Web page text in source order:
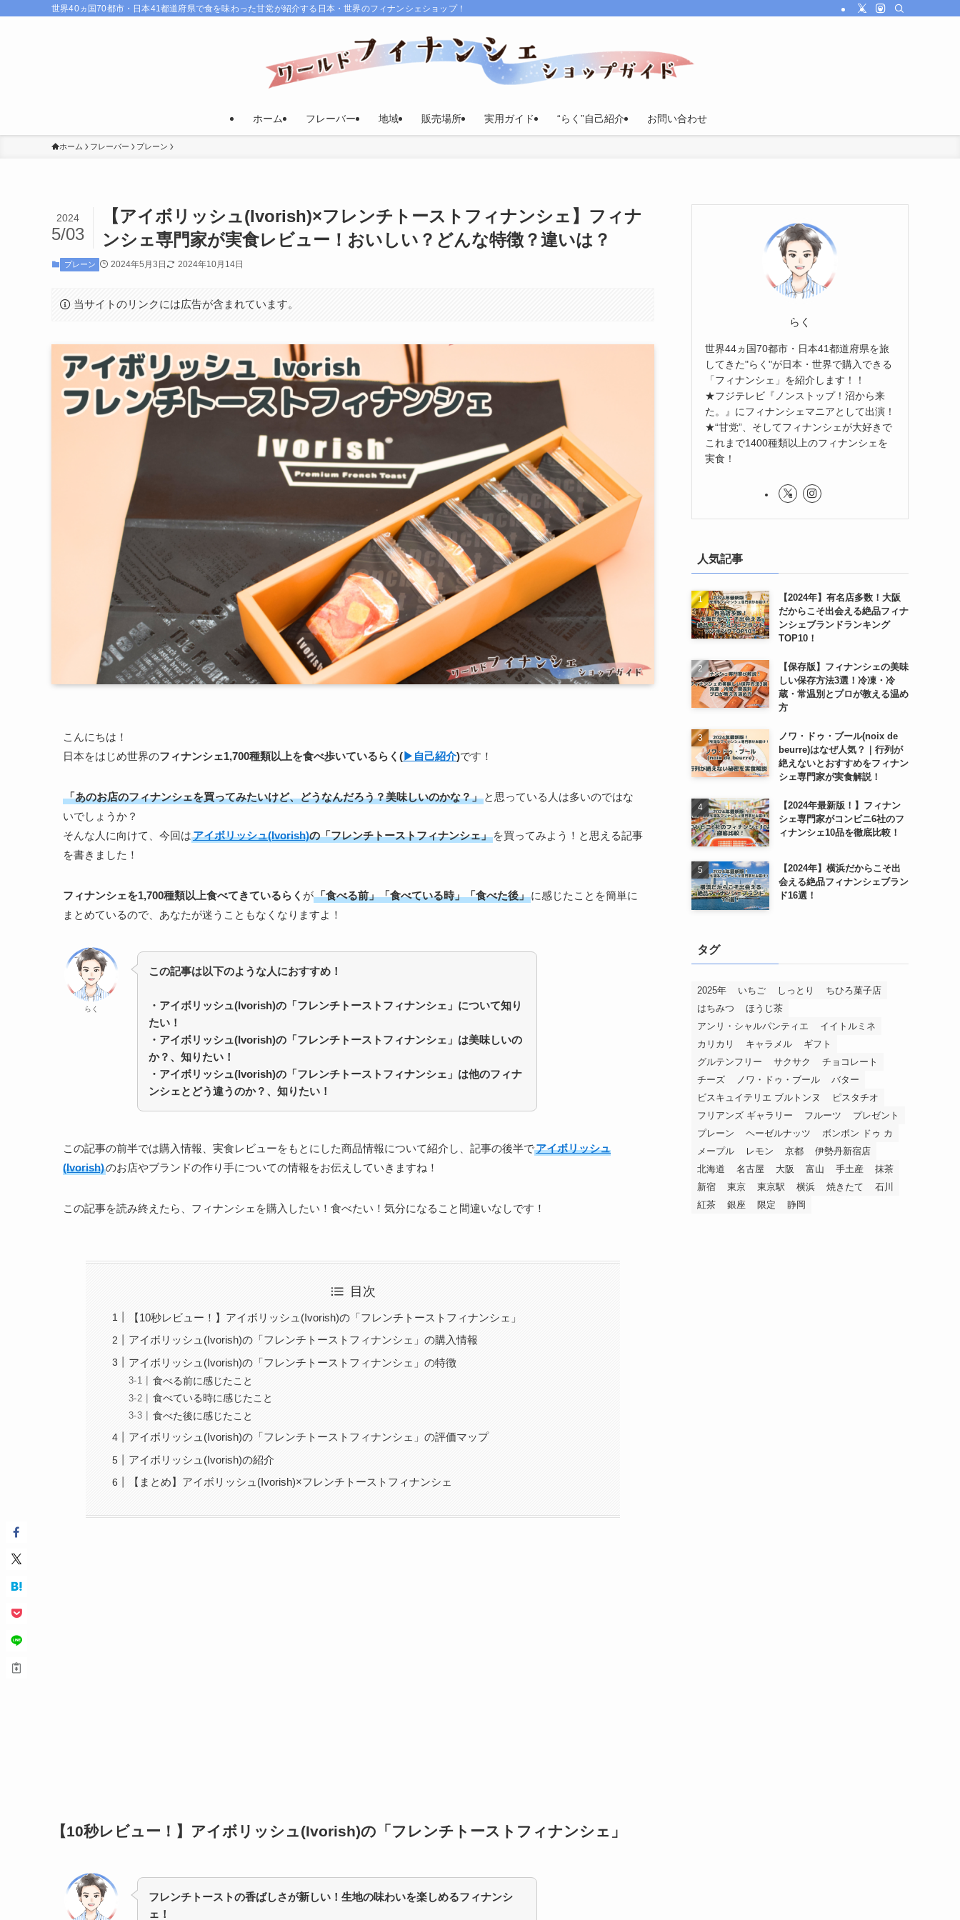
世界40ヵ国70都市・日本41都道府県で食を味わった甘党が紹介する日本・世界のフィナンシェショップ！
ホーム フレーバー 地域 販売場所 実用ガイド “らく”自己紹介 お問い合わせ
ホーム フレーバー プレーン
【アイボリッシュ(Ivorish)×フレンチトーストフィナンシェ】フィナ
ンシェ専門家が実食レビュー！おいしい？どんな特徴？違いは？
2024
5/03
プレーン 2024年5月3日 2024年10月14日
当サイトのリンクには広告が含まれています。
こんにちは！
日本をはじめ世界のフィナンシェ1,700種類以上を食べ歩いているらく (▶︎自己紹介)です！
「あのお店のフィナンシェを買ってみたいけど、どうなんだろう？美味しいのかな？」 と思っている人は多いのではな
いでしょうか？
そんな人に向けて、今回はアイボリッシュ(Ivorish)の「フレンチトーストフィナンシェ」 を買ってみよう！と思える記事
を書きました！
フィナンシェを1,700種類以上食べてきているらく が「食べる前」「食べている時」「食べた後」に感じたことを簡単に
まとめているので、あなたが迷うこともなくなりますよ！
らく
この記事は以下のような人におすすめ！
・ アイボリッシュ(Ivorish)の「フレンチトーストフィナンシェ」 について知り
たい！
・ アイボリッシュ(Ivorish)の「フレンチトーストフィナンシェ」 は美味しいの
か？、知りたい！
・ アイボリッシュ(Ivorish)の「フレンチトーストフィナンシェ」 は他のフィナ
ンシェとどう違うのか？、知りたい！
この記事の前半では購入情報、実食レビューをもとにした商品情報について紹介し、記事の後半でアイボリッシュ
(Ivorish)のお店やブランドの作り手についての情報をお伝えしていきますね！
この記事を読み終えたら、フィナンシェを購入したい！食べたい！気分になること間違いなしです！
目次
【10秒レビュー！】アイボリッシュ(Ivorish)の「フレンチトーストフィナンシェ」
アイボリッシュ(Ivorish)の「フレンチトーストフィナンシェ」の購入情報
アイボリッシュ(Ivorish)の「フレンチトーストフィナンシェ」の特徴
食べる前に感じたこと
食べている時に感じたこと
食べた後に感じたこと
アイボリッシュ(Ivorish)の「フレンチトーストフィナンシェ」の評価マップ
アイボリッシュ(Ivorish)の紹介
【まとめ】アイボリッシュ(Ivorish)×フレンチトーストフィナンシェ
【10秒レビュー！】 アイボリッシュ(Ivorish)の「フレンチトーストフィナンシェ」
フレンチトーストの香ばしさが新しい！生地の味わいを楽しめるフィナンシ
ェ！
らく
世界44ヵ国70都市・日本41都道府県を旅
してきた"らく"が日本・世界で購入できる
「フィナンシェ」を紹介します！！
★フジテレビ『ノンストップ！沼から来
た。』にフィナンシェマニアとして出演！
★“甘党”、そしてフィナンシェが大好きで
これまで1400種類以上のフィナンシェを
実食！
人気記事
【2024年】有名店多数！大阪
だからこそ出会える絶品フィナ
ンシェブランドランキング
TOP10！
【保存版】フィナンシェの美味
しい保存方法3選！冷凍・冷
蔵・常温別とプロが教える温め
方
ノワ・ドゥ・ブール(noix de
beurre)はなぜ人気？｜行列が
絶えないとおすすめをフィナン
シェ専門家が実食解説！
【2024年最新版！】フィナン
シェ専門家がコンビニ6社のフ
ィナンシェ10品を徹底比較！
【2024年】横浜だからこそ出
会える絶品フィナンシェブラン
ド16選！
タグ
2025年 いちご しっとり
ちひろ菓子店
はちみつ
ほうじ茶
アンリ・シャルパンティエ
イイトルミネ
カリカリ
キャラメル
ギフト
グルテンフリー
サクサク
チョコレート
チーズ
ノワ・ドゥ・ブール
バター
ビスキュイテリエ ブルトンヌ
ピスタチオ
フリアンズ ギャラリー
フルーツ
プレゼント
プレーン
ヘーゼルナッツ
ボンボン ドゥ カ
メープル
レモン 京都
伊勢丹新宿店
北海道
名古屋 大阪 富山 手土産
抹茶
新宿
東京 東京駅 横浜 焼きたて
石川
紅茶
銀座 限定 静岡